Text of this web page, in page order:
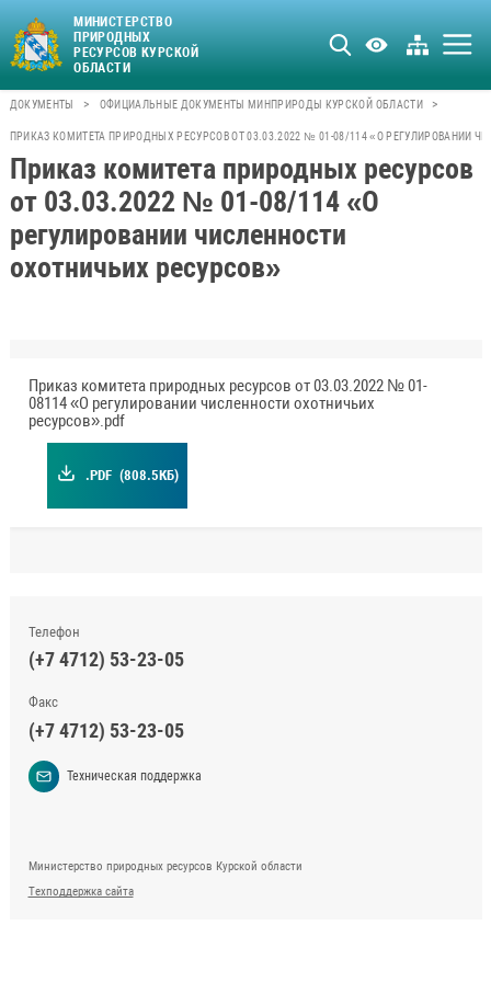
МИНИСТЕРСТВО
ПРИРОДНЫХ
РЕСУРСОВ КУРСКОЙ
ОБЛАСТИ
ДОКУМЕНТЫ > ОФИЦИАЛЬНЫЕ ДОКУМЕНТЫ МИНПРИРОДЫ КУРСКОЙ ОБЛАСТИ >
ПРИКАЗ КОМИТЕТА ПРИРОДНЫХ РЕСУРСОВ ОТ 03.03.2022 № 01-08/114 «О РЕГУЛИРОВАНИИ
Приказ комитета природных ресурсов
от 03.03.2022 № 01-08/114 «О
регулировании численности
охотничьих ресурсов»
Приказ комитета природных ресурсов от 03.03.2022 № 01-
08114 «О регулировании численности охотничьих
ресурсов».pdf
.PDF (808.5КБ)
Телефон
(+7 4712) 53-23-05
Факс
(+7 4712) 53-23-05
Техническая поддержка
Министерство природных ресурсов Курской области
Техподдержка сайта